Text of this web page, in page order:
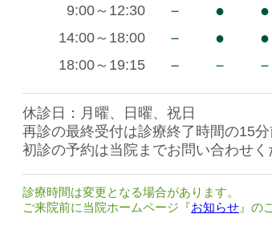
休診日：月曜、日曜、祝日
再診の最終受付は診療終了時間の15分
初診の予約は当院までお問い合わせく
9:00～12:30 － ● ●
14:00～18:00 － ● ●
18:00～19:15 － － －
診療時間は変更となる場合があります。
ご来院前に当院ホームページ『お知らせ 』の